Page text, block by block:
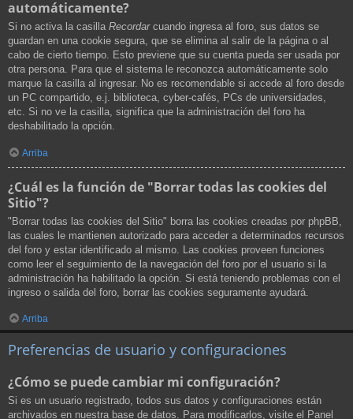
automáticamente?
Si no activa la casilla Recordarcuando ingresa al foro, sus datos se
guardan en una cookie segura, que se elimina al salir de la página o al
cabo de cierto tiempo. Esto previene que su cuenta pueda ser usada por
otra persona. Para que el sistema le reconozca automáticamente solo
marque la casilla al ingresar. No es recomendable si accede al foro desde
un PC compartido, e.j. biblioteca, cyber-cafés, PCs de universidades,
etc. Si no ve la casilla, significa que la administración del foro ha
deshabilitado la opción.
Arriba
¿Cuál es la función de "Borrar todas las cookies del
Sitio"?
"Borrar todas las cookies del Sitio" borra las cookies creadas por phpBB,
las cuales le mantienen autorizado para acceder a determinados recursos
del foro y estar identificado al mismo. Las cookies proveen funciones
como leer el seguimiento de la navegación del foro por el usuario si la
administración ha habilitado la opción. Si está teniendo problemas con el
ingreso o salida del foro, borrar las cookies seguramente ayudará.
Arriba
Preferencias de usuario y configuraciones
¿Cómo se puede cambiar mi configuración?
Si es un usuario registrado, todos sus datos y configuraciones están
archivados en nuestra base de datos. Para modificarlos, visite el Panel